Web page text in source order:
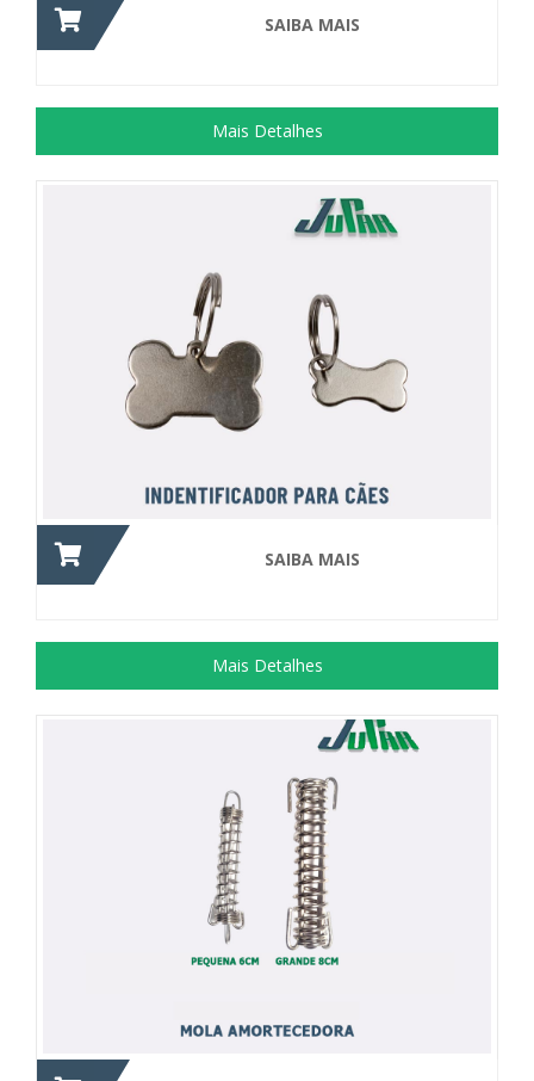
SAIBA MAIS
Mais Detalhes
Adorno utilizado para identificar Pets,...
+ DETALHES
SAIBA MAIS
Mais Detalhes
Mola Amortecedora pequena 60mm e...
+ DETALHES